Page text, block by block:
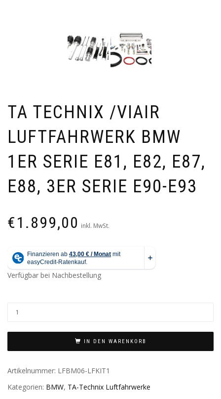
TA TECHNIX /VIAIR
LUFTFAHRWERK BMW
1ER SERIE E81, E82, E87,
E88, 3ER SERIE E90-E93
€1.899,00 inkl. MwSt.
Verfügbar bei Nachbestellung
IN DEN WARENKORB
Artikelnummer: LFBM06-LFKIT1
Kategorien: BMW, TA-Technix Luftfahrwerke